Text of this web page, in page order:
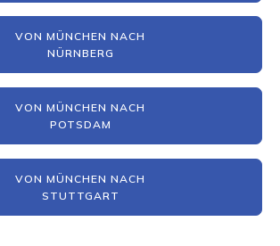
VON MÜNCHEN NACH
NÜRNBERG
VON MÜNCHEN NACH
POTSDAM
VON MÜNCHEN NACH
STUTTGART